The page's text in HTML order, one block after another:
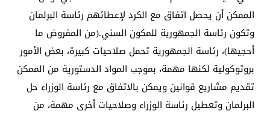
الممكن أن يحصل اتفاق مع الكرد لإعطائهم رئاسة البرلمان
وتكون رئاسة الجمهورية للمكون السني.(من المفروض ما
أحجيها)، رئاسة الجمهورية تحمل صلاحيات كبيرة، بعض الأمور
بروتوكولية لكنها مهمة، بموجب المواد الدستورية من الممكن
تقديم مشاريع قوانين ويمكن بالاتفاق مع رئاسة الوزراء حل
البرلمان وتعطيل رئاسة الوزراء وصلاحيات أخرى مهمة، من